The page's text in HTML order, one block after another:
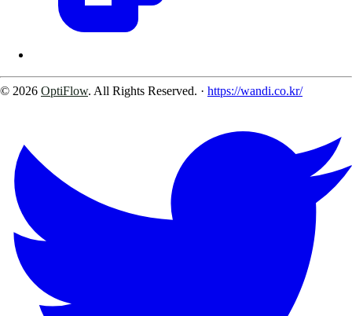
© 2026 OptiFlow. All Rights Reserved. · https://wandi.co.kr/